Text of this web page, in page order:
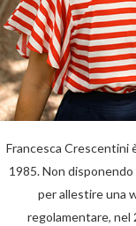
Francesca Crescentini
1985. Non
per allestire una
regolamentare, nel